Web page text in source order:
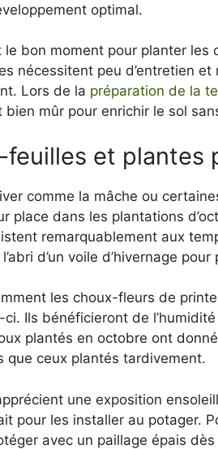
optimal.
le bon moment pour planter les
nécessitent peu d’entretien
Lors de la préparation de la
mûr pour enrichir le sol
feuilles et plantes
comme la mâche ou
place dans les plantations
remarquablement aux
d’un voile d’hivernage
les choux-fleurs de
Ils bénéficieront de l’humidité
plantés en octobre ont
que ceux plantés tardivement.
une exposition
pour les installer au potager.
avec un paillage épais